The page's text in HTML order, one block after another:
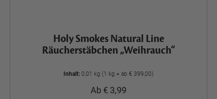
Holy Smokes Natural Line
Räucherstäbchen „Weihrauch“
Inhalt: 0,01 kg (1 kg = ab € 399,00)
Ab € 3,99